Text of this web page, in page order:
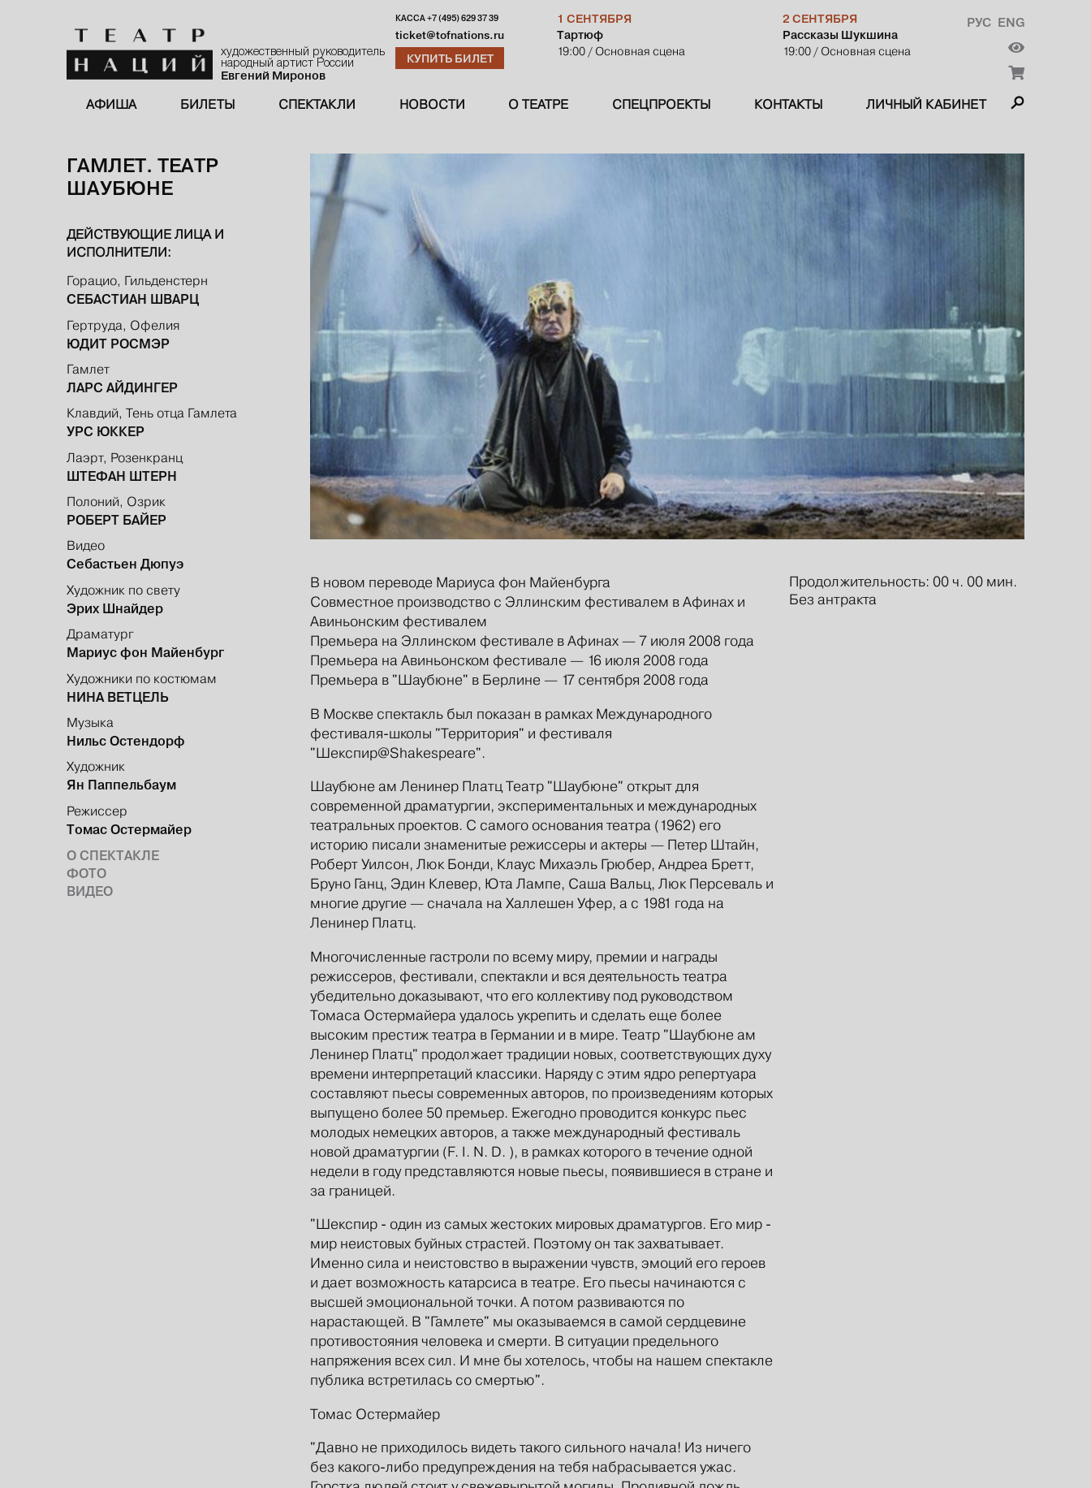
художественный руководитель
народный артист России
Евгений Миронов
КАССА+7 (495) 629 37 39
ticket@tofnations.ru
КУПИТЬ БИЛЕТ
1 СЕНТЯБРЯ
Тартюф
19:00 / Основная сцена
2 СЕНТЯБРЯ
Рассказы Шукшина
19:00 / Основная сцена
РУС ENG
АФИША БИЛЕТЫ СПЕКТАКЛИ НОВОСТИ О ТЕАТРЕ СПЕЦПРОЕКТЫ КОНТАКТЫ ЛИЧНЫЙ КАБИНЕТ
ГАМЛЕТ. ТЕАТР
ШАУБЮНЕ
ДЕЙСТВУЮЩИЕ ЛИЦА И
ИСПОЛНИТЕЛИ:
Горацио, Гильденстерн
СЕБАСТИАН ШВАРЦ
Гертруда, Офелия
ЮДИТ РОСМЭР
Гамлет
ЛАРС АЙДИНГЕР
Клавдий, Тень отца Гамлета
УРС ЮККЕР
Лаэрт, Розенкранц
ШТЕФАН ШТЕРН
Полоний, Озрик
РОБЕРТ БАЙЕР
Видео
Себастьен Дюпуэ
Художник по свету
Эрих Шнайдер
Драматург
Мариус фон Майенбург
Художники по костюмам
НИНА ВЕТЦЕЛЬ
Музыка
Нильс Остендорф
Художник
Ян Паппельбаум
Режиссер
Томас Остермайер
О СПЕКТАКЛЕ
ФОТО
ВИДЕО
В новом переводе Мариуса фон Майенбурга
Совместное производство с Эллинским фестивалем в Афинах и
Авиньонским фестивалем
Премьера на Эллинском фестивале в Афинах — 7 июля 2008 года
Премьера на Авиньонском фестивале — 16 июля 2008 года
Премьера в "Шаубюне" в Берлине — 17 сентября 2008 года
В Москве спектакль был показан в рамках Международного
фестиваля-школы "Территория" и фестиваля
"Шекспир@Shakespeare".
Шаубюне ам Ленинер Платц Театр "Шаубюне" открыт для
современной драматургии, экспериментальных и международных
театральных проектов. С самого основания театра (1962) его
историю писали знаменитые режиссеры и актеры — Петер Штайн,
Роберт Уилсон, Люк Бонди, Клаус Михаэль Грюбер, Андреа Бретт,
Бруно Ганц, Эдин Клевер, Юта Лампе, Саша Вальц, Люк Персеваль и
многие другие — сначала на Халлешен Уфер, а с 1981 года на
Ленинер Платц.
Многочисленные гастроли по всему миру, премии и награды
режиссеров, фестивали, спектакли и вся деятельность театра
убедительно доказывают, что его коллективу под руководством
Томаса Остермайера удалось укрепить и сделать еще более
высоким престиж театра в Германии и в мире. Театр "Шаубюне ам
Ленинер Платц" продолжает традиции новых, соответствующих духу
времени интерпретаций классики. Наряду с этим ядро репертуара
составляют пьесы современных авторов, по произведениям которых
выпущено более 50 премьер. Ежегодно проводится конкурс пьес
молодых немецких авторов, а также международный фестиваль
новой драматургии (F. I. N. D. ), в рамках которого в течение одной
недели в году представляются новые пьесы, появившиеся в стране и
за границей.
"Шекспир - один из самых жестоких мировых драматургов. Его мир -
мир неистовых буйных страстей. Поэтому он так захватывает.
Именно сила и неистовство в выражении чувств, эмоций его героев
и дает возможность катарсиса в театре. Его пьесы начинаются с
высшей эмоциональной точки. А потом развиваются по
нарастающей. В "Гамлете" мы оказываемся в самой сердцевине
противостояния человека и смерти. В ситуации предельного
напряжения всех сил. И мне бы хотелось, чтобы на нашем спектакле
публика встретилась со смертью".
Томас Остермайер
"Давно не приходилось видеть такого сильного начала! Из ничего
без какого-либо предупреждения на тебя набрасывается ужас.
Продолжительность: 00 ч. 00 мин.
Без антракта